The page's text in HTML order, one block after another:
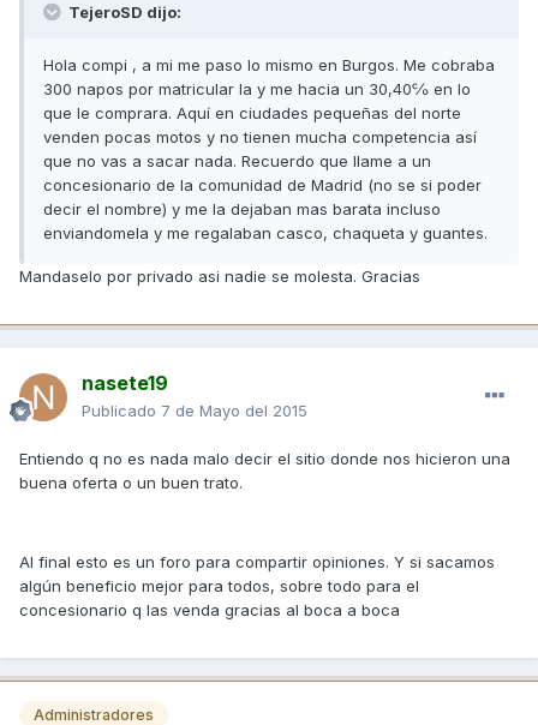
TejeroSD dijo:
Hola compi , a mi me paso lo mismo en Burgos. Me cobraba
300 napos por matricular la y me hacia un 30,40℅ en lo
que le comprara. Aquí en ciudades pequeñas del norte
venden pocas motos y no tienen mucha competencia así
que no vas a sacar nada. Recuerdo que llame a un
concesionario de la comunidad de Madrid (no se si poder
decir el nombre) y me la dejaban mas barata incluso
enviandomela y me regalaban casco, chaqueta y guantes.
Mandaselo por privado asi nadie se molesta. Gracias
nasete19
Publicado 7 de Mayo del 2015
Entiendo q no es nada malo decir el sitio donde nos hicieron una
buena oferta o un buen trato.
Al final esto es un foro para compartir opiniones. Y si sacamos
algún beneficio mejor para todos, sobre todo para el
concesionario q las venda gracias al boca a boca
Administradores